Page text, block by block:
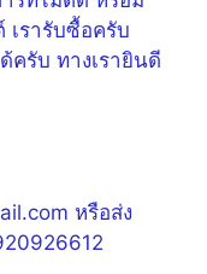
เรารับซื้อครับ
ครับ ทางเรายินดี
หรือส่ง